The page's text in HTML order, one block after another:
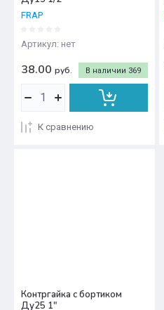
FRAP
Артикул: нет
В наличии 369
38.00 руб.
К сравнению
Контргайка с бортиком
Ду25 1"